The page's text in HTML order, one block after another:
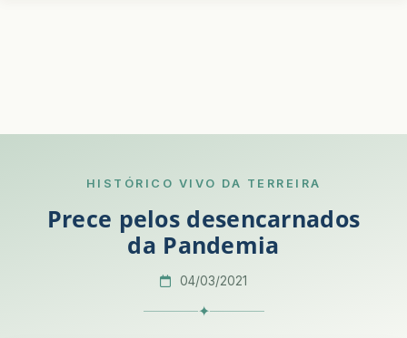
HISTÓRICO VIVO DA TERREIRA
Prece pelos desencarnados
da Pandemia
04/03/2021
✦